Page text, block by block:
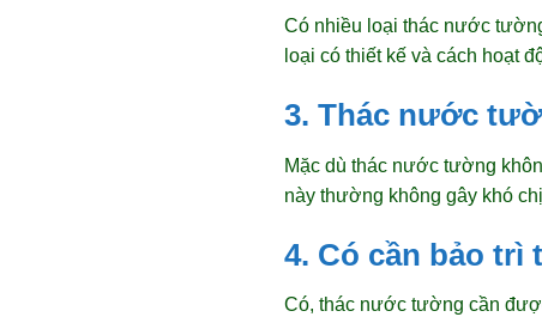
Có nhiều loại thác nước
loại có thiết kế và cách hoạt
3. Thác nước
Mặc dù thác nước tường
này thường không gây khó
4. Có cần bảo
Có, thác nước tường cần